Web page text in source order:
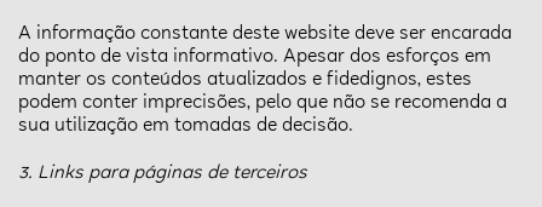
A informação constante deste website deve ser encarada
do ponto de vista informativo. Apesar dos esforços em
manter os conteúdos atualizados e fidedignos, estes
podem conter imprecisões, pelo que não se recomenda a
sua utilização em tomadas de decisão.
3. Links para páginas de terceiros